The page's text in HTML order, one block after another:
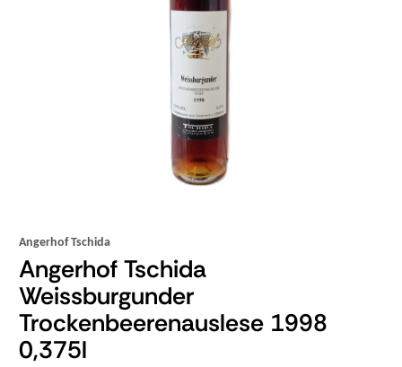
Angerhof Tschida
Angerhof Tschida
Weissburgunder
Trockenbeerenauslese 1998
0,375l